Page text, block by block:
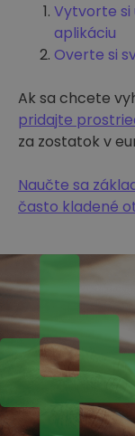
Vytvorte
aplikáciu
Overte si
Ak sa chcete
pridajte
za zostatok v
Naučte sa
často kladené